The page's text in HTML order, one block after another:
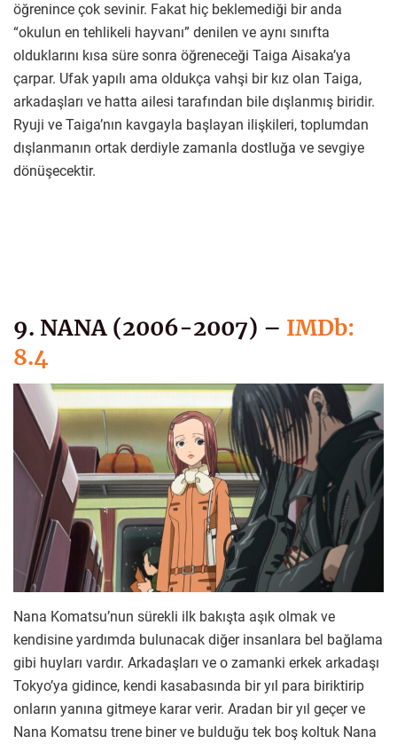
öğrenince çok sevinir. Fakat hiç beklemediği bir anda
“okulun en tehlikeli hayvanı” denilen ve aynı sınıfta
olduklarını kısa süre sonra öğreneceği Taiga Aisaka’ya
çarpar. Ufak yapılı ama oldukça vahşi bir kız olan Taiga,
arkadaşları ve hatta ailesi tarafından bile dışlanmış biridir.
Ryuji ve Taiga’nın kavgayla başlayan ilişkileri, toplumdan
dışlanmanın ortak derdiyle zamanla dostluğa ve sevgiye
dönüşecektir.
9. NANA (2006-2007) – IMDb:
8.4
Nana Komatsu’nun sürekli ilk bakışta aşık olmak ve
kendisine yardımda bulunacak diğer insanlara bel bağlama
gibi huyları vardır. Arkadaşları ve o zamanki erkek arkadaşı
Tokyo’ya gidince, kendi kasabasında bir yıl para biriktirip
onların yanına gitmeye karar verir. Aradan bir yıl geçer ve
Nana Komatsu trene biner ve bulduğu tek boş koltuk Nana